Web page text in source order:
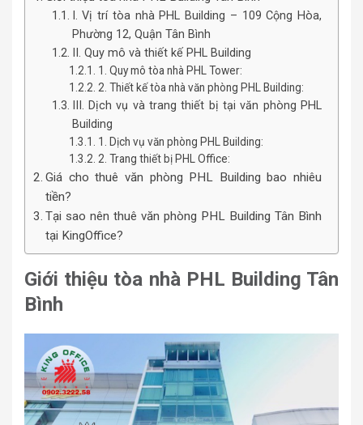
I. Vị trí tòa nhà PHL Building – 109 Cộng Hòa,
Phường 12, Quận Tân Bình
II. Quy mô và thiết kế PHL Building
1. Quy mô tòa nhà PHL Tower:
2. Thiết kế tòa nhà văn phòng PHL Building:
III. Dịch vụ và trang thiết bị tại văn phòng PHL
Building
1. Dịch vụ văn phòng PHL Building:
2. Trang thiết bị PHL Office:
Giá cho thuê văn phòng PHL Building bao nhiêu
tiền?
Tại sao nên thuê văn phòng PHL Building Tân Bình
tại KingOffice?
Giới thiệu tòa nhà PHL Building Tân
Bình